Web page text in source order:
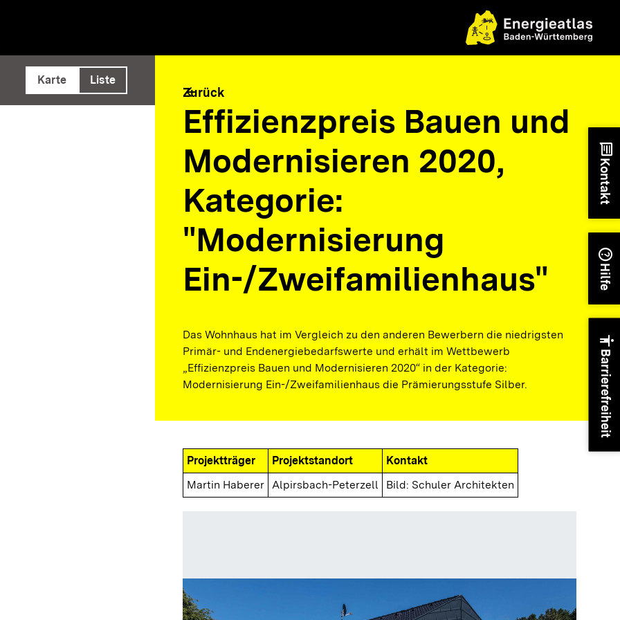
ausführen
Karte Liste
arrow_back
Zurück
Effizienzpreis Bauen und
Modernisieren 2020,
Kategorie:
"Modernisierung
Ein-/Zweifamilienhaus"
Das Wohnhaus hat im Vergleich zu den anderen Bewerbern die niedrigsten
Primär- und Endenergiebedarfswerte und erhält im Wettbewerb
„Effizienzpreis Bauen und Modernisieren 2020“ in der Kategorie:
Modernisierung Ein-/Zweifamilienhaus die Prämierungsstufe Silber.
Projektträger Projektstandort
Kontakt
Martin Haberer Alpirsbach-Peterzell Bild: Schuler Architekten
chat
Kontakt
help
Hilfe
accessibility
Barrierefreiheit